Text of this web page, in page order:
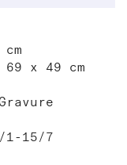
x 49 cm
1-15/7